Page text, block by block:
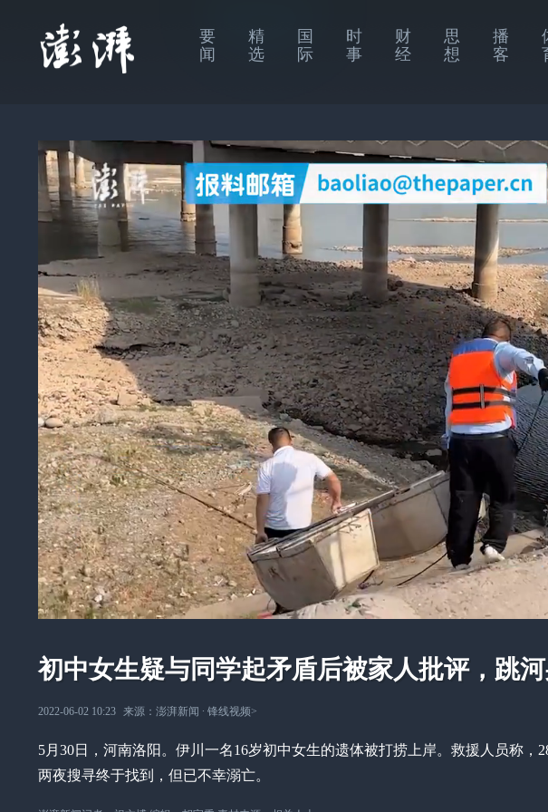
要
闻
精
选
国
际
时
事
财
经
思
想
播
客
初中女生疑与同学起矛盾后被家人批评，跳
2022-06-02 10:23 来源： 澎湃新闻 ∙ 锋线视频>
5月30日，河南洛阳。伊川一名16岁初中女生的遗体被打捞上岸。救援人员称
两夜搜寻终于找到，但已不幸溺亡。